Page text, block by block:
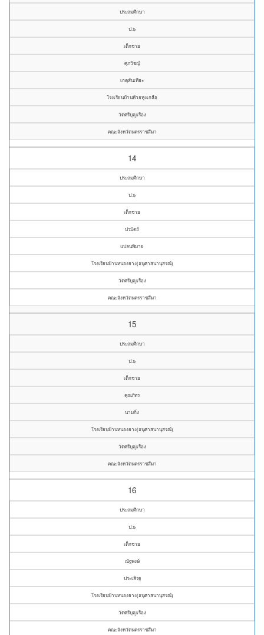
ประถมศึกษา
ป.๖
เด็กชาย
ศุภวิชญ์
เกตุสันเทียะ
โรงเรียนบ้านห้วยหุงเกลือ
วัดศรีบุญเรือง
คณะจังหวัดนครราชสีมา
14
ประถมศึกษา
ป.๖
เด็กชาย
ปรมัตถ์
แปลนพิมาย
โรงเรียนบ้านหนองยาง(อนุศาสนานุสรณ์)
วัดศรีบุญเรือง
คณะจังหวัดนครราชสีมา
15
ประถมศึกษา
ป.๖
เด็กชาย
คุณภัทร
นามกิ่ง
โรงเรียนบ้านหนองยาง(อนุศาสนานุสรณ์)
วัดศรีบุญเรือง
คณะจังหวัดนครราชสีมา
16
ประถมศึกษา
ป.๖
เด็กชาย
ณัฐพงษ์
ประเสิรฐ
โรงเรียนบ้านหนองยาง(อนุศาสนานุสรณ์)
วัดศรีบุญเรือง
คณะจังหวัดนครราชสีมา